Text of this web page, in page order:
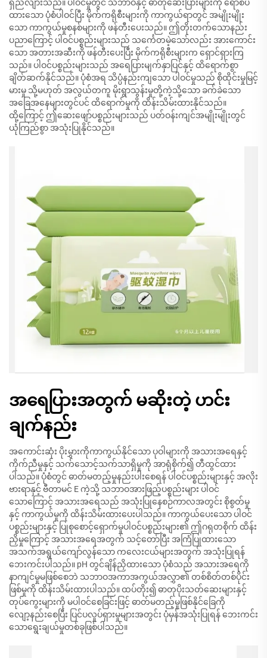
ရှည်လျားသည်။ ပါဝင်မှုတွင် သဘာဝနှင့် ဓာတုဆေးပြားများကို ရောစပ်
ထားသော ပုံစံပါဝင်ပြီး မိုက်ကရိုစီးများကို ကာကွယ်ရာတွင် အမျိုးမျိုး
သော ကာကွယ်မှုစနစ်များကို ဖန်တီးပေးသည်။ ဤတိုးတက်သောနည်း
ပညာကြောင့် ပါဝင်ပစ္စည်းများသည် သင်္ကေတမဲ့သော်လည်း အားကောင်း
သော အတားအဆီးကို ဖန်တီးပေးပြီး မိုက်ကရိုစီးများက ရှောင်ရှားကြ
သည်။ ပါဝင်ပစ္စည်းများသည် အရေပြားမျက်နှာပြင်နှင့် ထိရောက်စွာ
ချိတ်ဆက်နိုင်သည်။ ပုံစံအရ သိပ္ပံနည်းကျသော ပါဝင်မှုသည် စိုထိုင်းမှုမြင့်
မားမှု သို့မဟုတ် အလွယ်တကူ မိုးရွာသွန်းမှုတို့ကဲ့သို့သော ခက်ခဲသော
အခြေအနေများတွင်ပင် ထိရောက်မှုကို ထိန်းသိမ်းထားနိုင်သည်။
ထို့ကြောင့် ဤဆေးဖျော်ပစ္စည်းများသည် ပတ်ဝန်းကျင်အမျိုးမျိုးတွင်
ယုံကြည်စွာ အသုံးပြုနိုင်သည်။
အရေပြားအတွက် မဆိုးတဲ့ ဟင်း
ချက်နည်း
အကောင်းဆုံး ပိုးမွှားကိုကာကွယ်နိုင်သော ပုဝါများကို အသားအရေနှင့်
ကိုက်ညီမှုနှင့် သက်သောင့်သက်သာရှိမှုကို အာရုံစိုက်၍ တီထွင်ထား
ပါသည်။ ပုံစံတွင် ဓာတ်မတည့်မှုနည်းပါးစေရန် ပါဝင်ပစ္စည်းများနှင့် အလိုး
ဗားရာနှင့် ဗီတာမင် E ကဲ့သို့ သဘာဝအားဖြည့်ပစ္စည်းများ ပါဝင်
သောကြောင့် အသားအရေသည် အသုံးပြုနေစဉ်ကာလအတွင်း စိုစွတ်မှု
နှင့် ကာကွယ်မှုကို ထိန်းသိမ်းထားပေးပါသည်။ ကာကွယ်ပေးသော ပါဝင်
ပစ္စည်းများနှင့် ပြုစုစောင့်ရှောက်မှုပါဝင်ပစ္စည်းများ၏ ဤဂရုတစိုက် ထိန်း
ညှိမှုကြောင့် အသားအရေအတွက် သင့်တော်ပြီး အကြံပြုထားသော
အသက်အရွယ်ကျော်လွန်သော ကလေးငယ်များအတွက် အသုံးပြုရန်
ဘေးကင်းပါသည်။ pH တွင်ချိန်ညှိထားသော ပုံစံသည် အသားအရေကို
နာကျင်မှုမဖြစ်စေဘဲ သဘာဝအကာအကွယ်အလွှာ၏ တစ်စိတ်တစ်ပိုင်း
ဖြစ်မှုကို ထိန်းသိမ်းထားပါသည်။ ထပ်တိုး၍ ဓာတုပိုးသတ်ဆေးများနှင့်
တုပ်ကွေးများကို မပါဝင်စေခြင်းဖြင့် ဓာတ်မတည့်မှုဖြစ်နိုင်ခြေကို
လျော့နည်းစေပြီး ပြင်ပလှုပ်ရှားမှုများအတွင်း ပုံမှန်အသုံးပြုရန် ဘေးကင်း
သောရွေးချယ်မှုတစ်ခုဖြစ်ပါသည်။